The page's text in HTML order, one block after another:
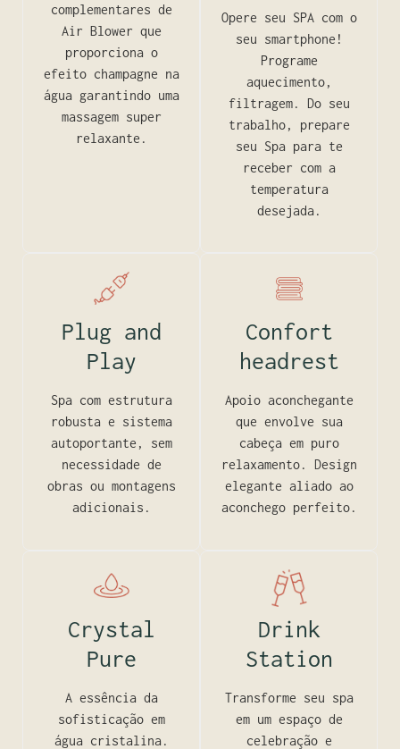
complementares de
Air Blower que
proporciona o
efeito champagne na
água garantindo uma
massagem super
relaxante.
Opere seu SPA com o
seu smartphone!
Programe
aquecimento,
filtragem. Do seu
trabalho, prepare
seu Spa para te
receber com a
temperatura
desejada.
Plug and
Play
Spa com estrutura
robusta e sistema
autoportante, sem
necessidade de
obras ou montagens
adicionais.
Confort
headrest
Apoio aconchegante
que envolve sua
cabeça em puro
relaxamento. Design
elegante aliado ao
aconchego perfeito.
Crystal
Pure
A essência da
sofisticação em
água cristalina.
Drink
Station
Transforme seu spa
em um espaço de
celebração e